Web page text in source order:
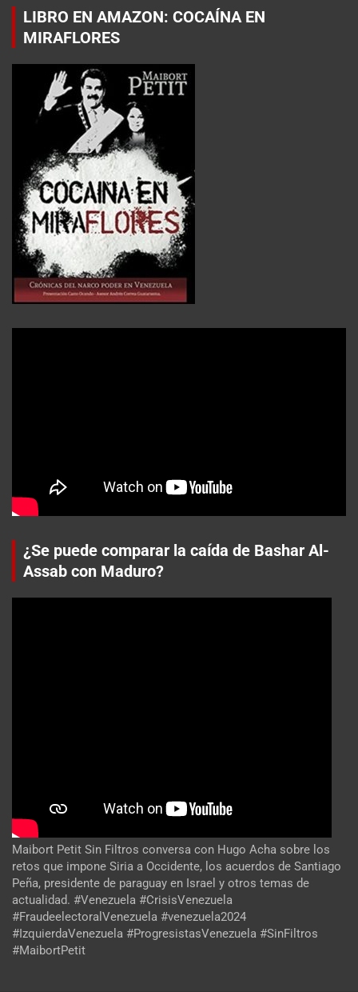
LIBRO EN AMAZON: COCAÍNA EN
MIRAFLORES
¿Se puede comparar la caída de Bashar Al-
Assab con Maduro?
Maibort Petit Sin Filtros conversa con Hugo Acha sobre los
retos que impone Siria a Occidente, los acuerdos de Santiago
Peña, presidente de paraguay en Israel y otros temas de
actualidad. #Venezuela #CrisisVenezuela
#FraudeelectoralVenezuela #venezuela2024
#IzquierdaVenezuela #ProgresistasVenezuela #SinFiltros
#MaibortPetit